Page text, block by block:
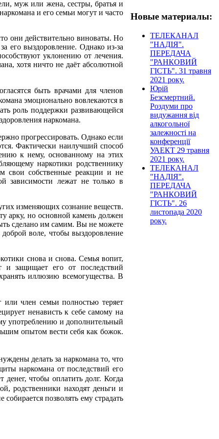
муж или жена, сестры, братья и
и его семьи могут и часто
они действительно виноваты. Но
его выздоровление. Однако из-за
уклонению от лечения.
хотя ничто не даёт абсолютной
быть врачами для членов
эмоционально вовлекаются в
роль поддержки развивающейся
наркомана.
прогрессировать. Однако если
Фактически наилучший способ
к нему, основанному на этих
наркотики родственнику
свои собственные реакции и не
зависимости лежат не только в
изменяющих сознание веществ.
арку, но основной камень должен
сделано им самим. Вы не можете
воле, чтобы выздоровление
снова и снова. Семья вопит,
защищает его от последствий
иллюзию всемогущества. В
или член семьи полностью теряет
ненависть к себе самому на
употреблению и дополнительный
опытом вести себя как божок.
делать за наркомана то, что
наркомана от последствий его
чтобы оплатить долг. Когда
родственники находят деньги и
позволять ему страдать
Новые материалы:
ТЕЛЕКАНАЛ
"НАДІЯ".
ПЕРЕДАЧА
"РАНКОВИЙ
ГІСТЬ". 31 травня
2021 року.
Юрій
Безсмертний.
Роздуми про
видужання від
алкогольної
залежності на
конференції
УАЕКТ 29 травня
2021 року.
ТЕЛЕКАНАЛ
"НАДІЯ".
ПЕРЕДАЧА
"РАНКОВИЙ
ГІСТЬ". 26
листопада 2020
року.